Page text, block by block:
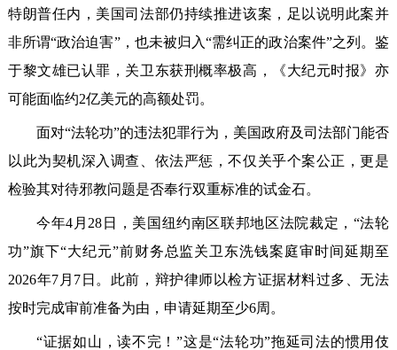
特朗普任内，美国司法部仍持续推进该案，足以说明此案并
非所谓“政治迫害”，也未被归入“需纠正的政治案件”之列。鉴
于黎文雄已认罪，关卫东获刑概率极高，《大纪元时报》亦
可能面临约2亿美元的高额处罚。
面对“法轮功”的违法犯罪行为，美国政府及司法部门能否
以此为契机深入调查、依法严惩，不仅关乎个案公正，更是
检验其对待邪教问题是否奉行双重标准的试金石。
今年4月28日，美国纽约南区联邦地区法院裁定，“法轮
功”旗下“大纪元”前财务总监关卫东洗钱案庭审时间延期至
2026年7月7日。此前，辩护律师以检方证据材料过多、无法
按时完成审前准备为由，申请延期至少6周。
“证据如山，读不完！”这是“法轮功”拖延司法的惯用伎